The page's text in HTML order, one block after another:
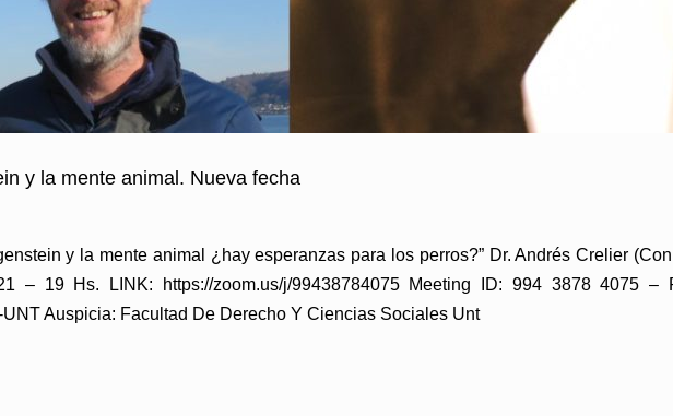
y la mente animal. Nueva fecha
y la mente animal ¿hay esperanzas para los perros?” Dr. Andrés Crelier
– 19 Hs. LINK: https://zoom.us/j/99438784075 Meeting ID: 994 3878 4075
Auspicia: Facultad De Derecho Y Ciencias Sociales Unt